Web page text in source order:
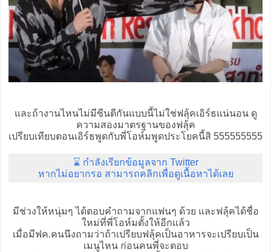
และถ้างานไหนไม่มีซีนตีกันแบบนี้ไม่ใช่ฟลุ้คเอิร์ธแน่นอน ดู
ความสองมาตรฐานของฟลุ้ค
เปรียบเทียบตอนเอิร์ธพูดกับพี่โอห์มพูดประโยคนี้สิ 555555555
⌛ กำลังเรียกข้อมูลจาก Twitter
หากไม่อยากรอ สามารถคลิกเพื่อดูเนื้อหาได้เลย
มีช่วงให้หนุ่มๆ ได้ตอบคำถามจากแฟนๆ ด้วย และฟลุ้คได้ชื่อ
ใหม่ที่พี่โอห์มตั้งให้อีกแล้ว
เมื่อมีฟค.คนนึงถามว่าถ้าเปรียบฟลุ้คเป็นอาหารจะเปรียบเป็น
เมนูไหน ก่อนคนพี่จะตอบ